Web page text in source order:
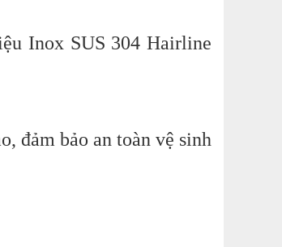
Inox SUS 304 Hairline
đảm bảo an toàn vệ sinh